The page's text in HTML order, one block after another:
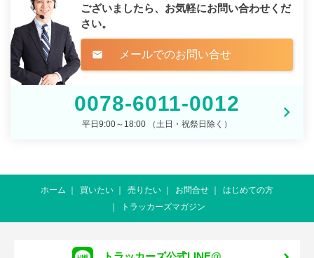
ございましたら、 お気軽にお問い合わせくだ
さい。
mail メールでのお問い合せ
0078-6011-0012
平日9:00～18:00 （土日・祝祭日除く）
ホーム 買いたい 売りたい お問合せ
はじめての方
トラッカーズマガジン